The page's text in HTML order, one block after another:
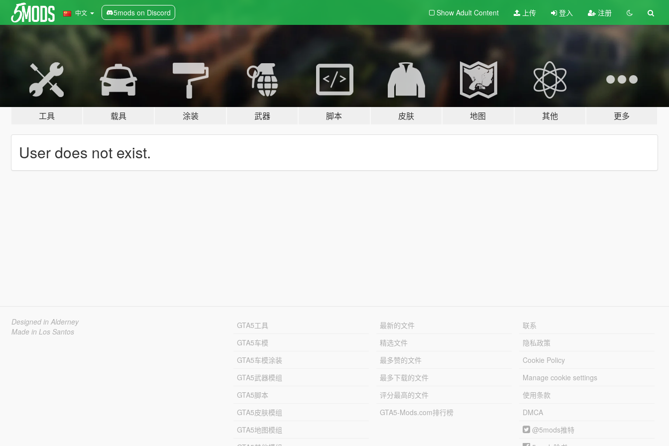
中文 5mods on Discord Show Adult Content 上传 登入 注册
工具 载具 涂装 武器 脚本 皮肤 地图 其他 更多
User does not exist.
Designed in Alderney
Made in Los Santos
GTA5工具
GTA5车模
GTA5车模涂装
GTA5武器模组
GTA5脚本
GTA5皮肤模组
GTA5地图模组
最新的文件
精选文件
最多赞的文件
最多下载的文件
评分最高的文件
GTA5-Mods.com排行榜
联系
隐私政策
Cookie Policy
Manage cookie settings
使用条款
DMCA
@5mods推特